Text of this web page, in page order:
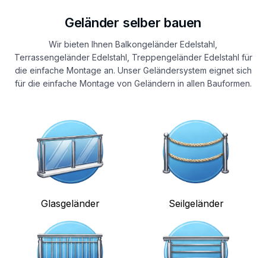
Geländer selber bauen
Wir bieten Ihnen Balkongeländer Edelstahl,
Terrassengeländer Edelstahl, Treppengeländer Edelstahl für
die einfache Montage an. Unser Geländersystem eignet sich
für die einfache Montage von Geländern in allen Bauformen.
Glasgeländer Seilgeländer